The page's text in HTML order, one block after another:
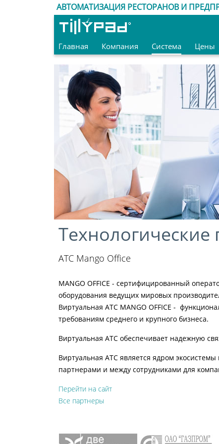
АВТОМАТИЗАЦИЯ РЕСТОРАНОВ И
Главная
Компания Система Цены
Технологические
АТС Mango Office
MANGO OFFICE - сертифицированный
оборудования ведущих мировых
Виртуальная АТС MANGO OFFICE -
требованиям среднего и крупного бизнеса.
Виртуальная АТС обеспечивает надежную
Виртуальная АТС является ядром
партнерами и между сотрудниками для
Перейти на сайт
Все партнеры